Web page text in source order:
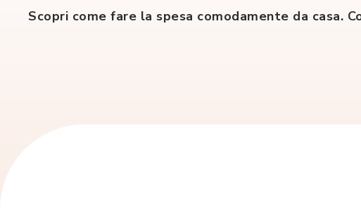
Scopri come fare la spesa comodamente da casa.